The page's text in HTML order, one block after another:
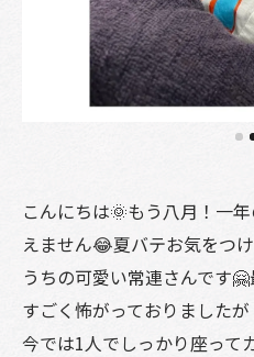
こんにちは🌞もう八月！一
えません😂夏バテお気をつ
うちの可愛い常連さんです
すごく怖がっておりましたが
今では1人でしっかり座って